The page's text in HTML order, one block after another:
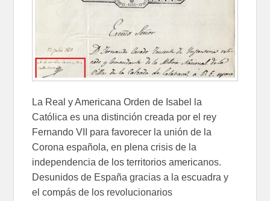
La Real y Americana Orden de Isabel la
Católica es una distinción creada por el rey
Fernando VII para favorecer la unión de la
Corona española, en plena crisis de la
independencia de los territorios americanos.
Desunidos de España gracias a la escuadra y
el compás de los revolucionarios